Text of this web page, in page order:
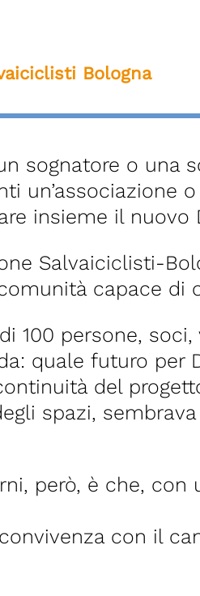
Bologna
sognatore o una
un’associazione
insieme il
Salvaiciclisti-
capace
100 persone,
quale futuro per
del
spazi,
però, è che,
con il